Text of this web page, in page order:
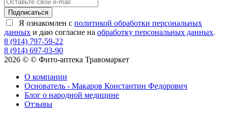
Я ознакомлен с политикой обработки персональных
данных и даю согласие на обработку персональных данных.
8 (914) 797-59-22
8 (914) 697-03-90
2026 © © Фито-аптека Травомаркет
О компании
Основатель - Макаров Константин Федорович
Блог о народной медицине
Отзывы